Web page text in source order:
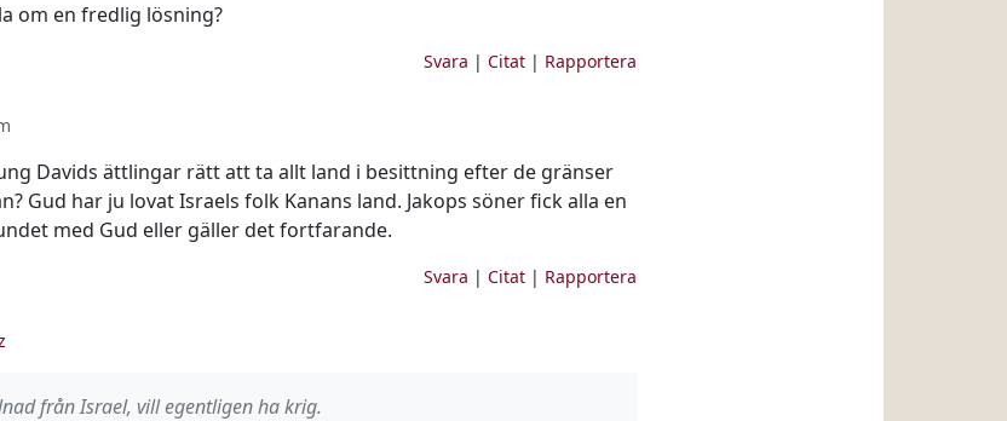
om en fredlig lösning?
Svara | Citat| Rapportera
Davids ättlingar rätt att ta allt land i besittning efter de gränser
Gud har ju lovat Israels folk Kanans land. Jakops söner fick alla en
med Gud eller gäller det fortfarande.
Svara | Citat| Rapportera
från Israel, vill egentligen ha krig.